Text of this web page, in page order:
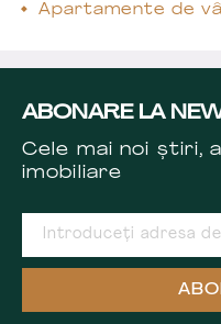
Apartamente de
ABONARE LA
Cele mai noi știri,
imobiliare